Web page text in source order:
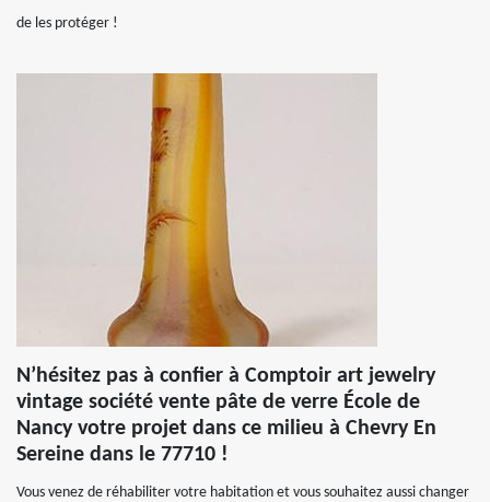
de les protéger !
N’hésitez pas à confier à Comptoir art jewelry
vintage société vente pâte de verre École de
Nancy votre projet dans ce milieu à Chevry En
Sereine dans le 77710 !
Vous venez de réhabiliter votre habitation et vous souhaitez aussi changer